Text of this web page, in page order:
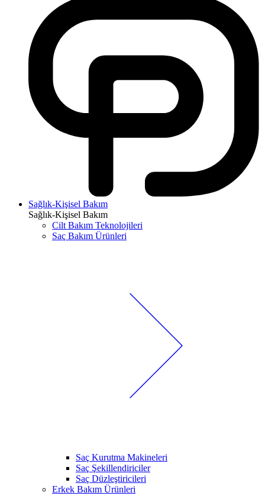
Sağlık-Kişisel Bakım
Sağlık-Kişisel Bakım
Cilt Bakım Teknolojileri
Saç Bakım Ürünleri
Saç Kurutma Makineleri
Saç Şekillendiriciler
Saç Düzleştiricileri
Erkek Bakım Ürünleri